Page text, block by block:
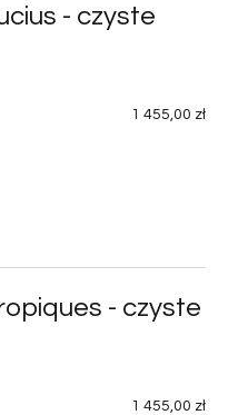
- czyste
1 455,00 zł
- czyste
1 455,00 zł